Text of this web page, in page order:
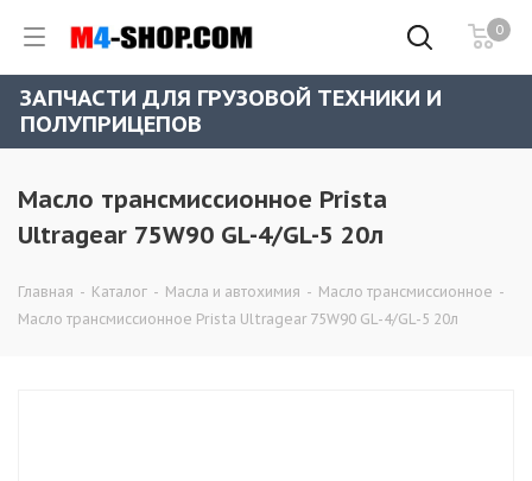
0
ЗАПЧАСТИ ДЛЯ ГРУЗОВОЙ ТЕХНИКИ И
ПОЛУПРИЦЕПОВ
Масло трансмиссионное Prista
Ultragear 75W90 GL-4/GL-5 20л
Главная - Каталог - Масла и автохимия - Масло трансмиссионное -
Масло трансмиссионное Prista Ultragear 75W90 GL-4/GL-5 20л